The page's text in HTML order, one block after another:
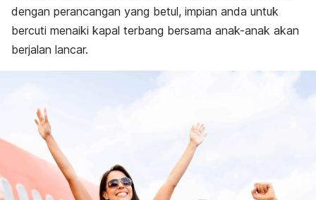
dengan perancangan yang betul, impian anda untuk
bercuti menaiki kapal terbang bersama anak-anak akan
berjalan lancar.